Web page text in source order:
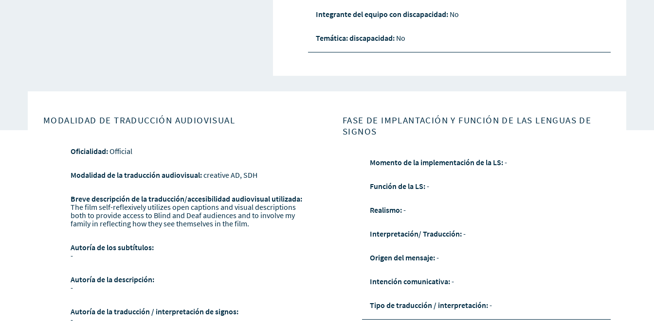
Integrante del equipo con discapacidad: No
Temática: discapacidad: No
MODALIDAD DE TRADUCCIÓN AUDIOVISUAL
Oficialidad:Official
Modalidad de la traducción audiovisual:creative AD, SDH
Breve descripción de la traducción/accesibilidad audiovisual utilizada:
The film self-reflexively utilizes open captions and visual descriptions
both to provide access to Blind and Deaf audiences and to involve my
family in reflecting how they see themselves in the film.
Autoría de los subtítulos:
-
Autoría de la descripción:
-
Autoría de la traducción / interpretación de signos:
-
FASE DE IMPLANTACIÓN Y FUNCIÓN DE LAS LENGUAS DE
SIGNOS
Momento de la implementación de la LS:-
Función de la LS:-
Realismo:-
Interpretación/ Traducción:-
Origen del mensaje:-
Intención comunicativa:-
Tipo de traducción / interpretación:-